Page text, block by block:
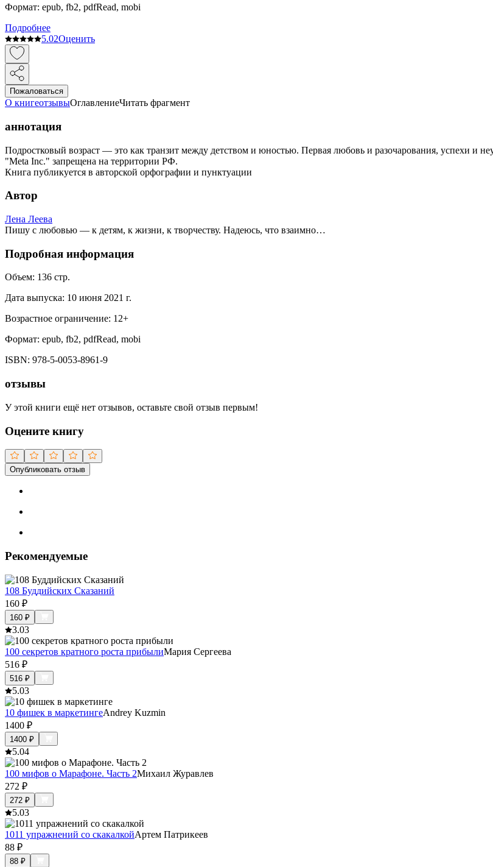
Формат: epub, fb2, pdfRead, mobi
Подробнее
5.02Оценить
Пожаловаться
О книгеотзывыОглавлениеЧитать фрагмент
аннотация
Подростковый возраст — это как транзит между детством и юностью. Первая любовь и разочарования, успехи
"Meta Inc." запрещена на территории РФ.
Книга публикуется в авторской орфографии и пунктуации
Автор
Лена Леева
Пишу с любовью — к детям, к жизни, к творчеству. Надеюсь, что взаимно…
Подробная информация
Объем: 136 стр.
Дата выпуска: 10 июня 2021 г.
Возрастное ограничение: 12+
Формат: epub, fb2, pdfRead, mobi
ISBN: 978-5-0053-8961-9
отзывы
У этой книги ещё нет отзывов, оставьте свой отзыв первым!
Оцените книгу
Опубликовать отзыв
Рекомендуемые
108 Буддийских Сказаний
160 ₽
160 ₽
3.03
100 секретов кратного роста прибылиМария Сергеева
516 ₽
516 ₽
5.03
10 фишек в маркетингеAndrey Kuzmin
1400 ₽
1400 ₽
5.04
100 мифов о Марафоне. Часть 2Михаил Журавлев
272 ₽
272 ₽
5.03
1011 упражнений со скакалкойАртем Патрикеев
88 ₽
88 ₽